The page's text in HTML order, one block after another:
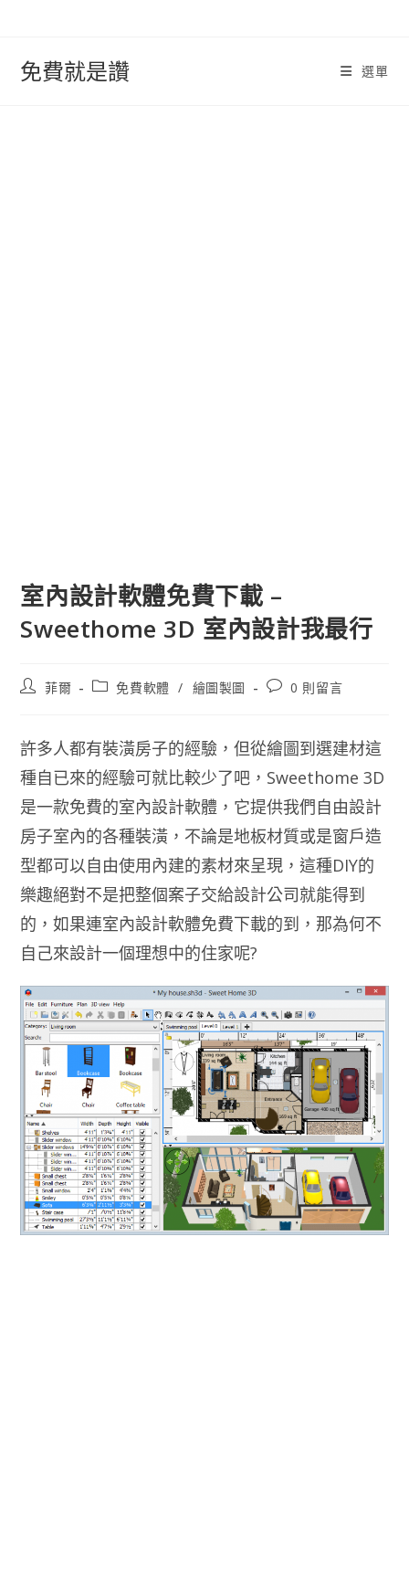
免費就是讚 選單
室內設計軟體免費下載 –
Sweethome 3D 室內設計我最行
文
者:
菲爾
文
別:
免費軟體 / 繪圖製圖
文
論：
0 則留言
許多人都有裝潢房子的經驗，但從繪圖到選建材這
種自已來的經驗可就比較少了吧，Sweethome 3D
是一款免費的室內設計軟體，它提供我們自由設計
房子室內的各種裝潢，不論是地板材質或是窗戶造
型都可以自由使用內建的素材來呈現，這種DIY的
樂趣絕對不是把整個案子交給設計公司就能得到
的，如果連室內設計軟體免費下載的到，那為何不
自己來設計一個理想中的住家呢?